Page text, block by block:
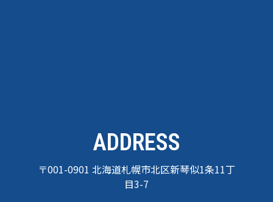
ADDRESS
〒001-0901 北海道札幌市北区新琴似1条11丁
目3-7